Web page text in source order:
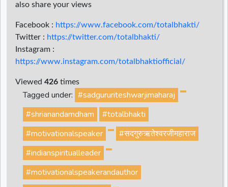
also share your views
Facebook : https://www.facebook.com/totalbhakti/
Twitter : https://twitter.com/totalbhakti/
Instagram :
https://www.instagram.com/totalbhaktiofficial/
Viewed 426 times
Tagged under: #sadgururiteshwarjimaharaj
#shrianandamdham
#totalbhakti
#motivationalspeaker
#सदगुरुऋतेश्वरजीमहाराज
#indianspiritualleader
#motivationalspeakerandauthor